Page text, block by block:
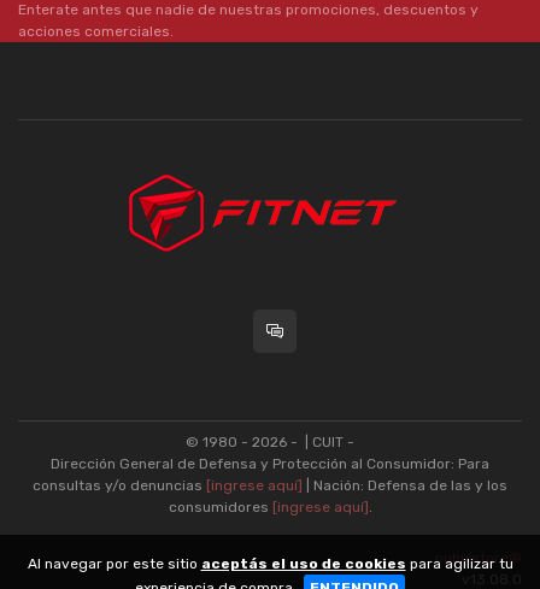
Enterate antes que nadie de nuestras promociones, descuentos y
acciones comerciales.
© 1980 - 2026 -
| CUIT -
Dirección General de Defensa y Protección al Consumidor: Para
consultas y/o denuncias [ingrese aquí]
| Nación: Defensa de las y los
consumidores [ingrese aquí] .
nubixstore®
Al navegar por este sitio aceptás el uso de cookies para agilizar tu